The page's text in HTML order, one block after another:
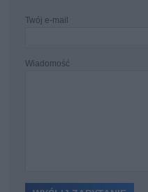
Twój e-mail
Wiadomość